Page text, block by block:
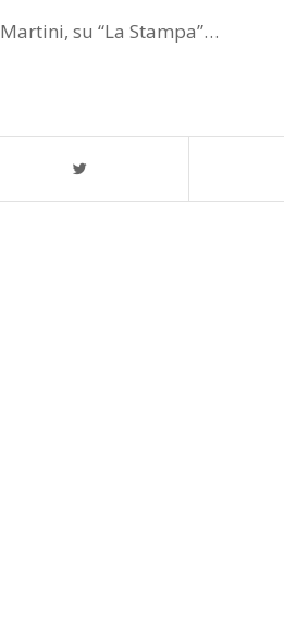
su “La Stampa”…